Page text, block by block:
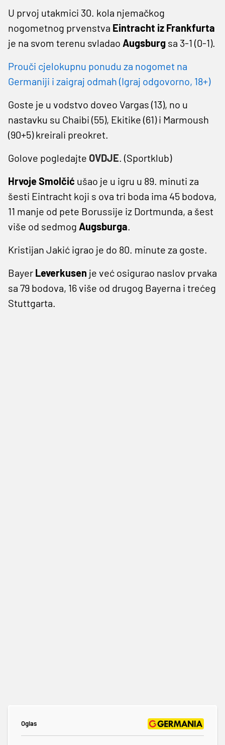
U prvoj utakmici 30. kola njemačkog
nogometnog prvenstva Eintracht iz Frankfurta
je na svom terenu svladao Augsburg sa 3-1 (0-1).
Prouči cjelokupnu ponudu za nogomet na
Germaniji i zaigraj odmah (Igraj odgovorno, 18+)
Goste je u vodstvo doveo Vargas (13), no u
nastavku su Chaibi (55), Ekitike (61) i Marmoush
(90+5) kreirali preokret.
Golove pogledajte OVDJE. (Sportklub)
Hrvoje Smolčić ušao je u igru u 89. minuti za
šesti Eintracht koji s ova tri boda ima 45 bodova,
11 manje od pete Borussije iz Dortmunda, a šest
više od sedmog Augsburga.
Kristijan Jakić igrao je do 80. minute za goste.
Bayer Leverkusen je već osigurao naslov prvaka
sa 79 bodova, 16 više od drugog Bayerna i trećeg
Stuttgarta.
Oglas